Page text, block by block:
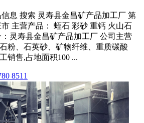
息 搜索 灵寿县金昌矿产品加工厂 第
主营产品： 蛭石 彩砂 重钙 火山石
灵寿县金昌矿产品加工厂 公司主营
粉、石英砂、矿物纤维、重质碳酸
销售,占地面积100 ...
8511